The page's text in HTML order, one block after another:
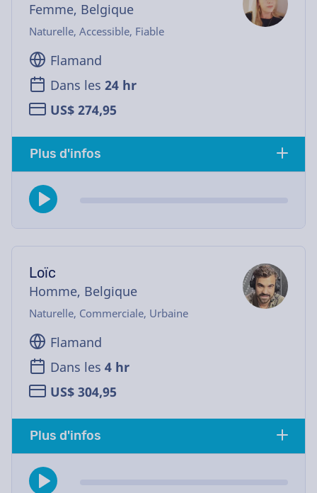
Femme, Belgique
Naturelle, Accessible, Fiable
Flamand
Dans les 24 hr
US$ 274,95
Plus d'infos
Loïc
Homme, Belgique
Naturelle, Commerciale, Urbaine
Flamand
Dans les 4 hr
US$ 304,95
Plus d'infos